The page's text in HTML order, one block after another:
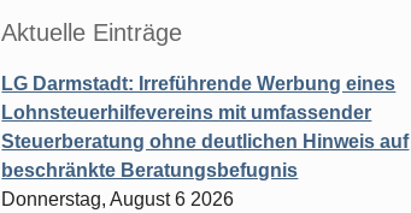
Aktuelle Einträge
LG Darmstadt: Irreführende Werbung eines
Lohnsteuerhilfevereins mit umfassender
Steuerberatung ohne deutlichen Hinweis auf
beschränkte Beratungsbefugnis
Donnerstag, August 6 2026